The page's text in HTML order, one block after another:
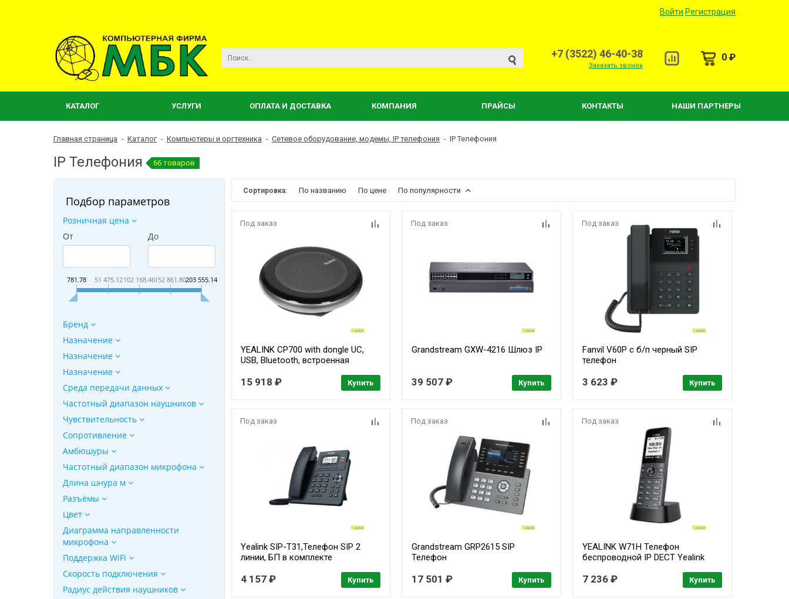
Войти Регистрация
+7 (3522) 46-40-38
Заказать звонок
0 ₽
КАТАЛОГ УСЛУГИ ОПЛАТА И ДОСТАВКА КОМПАНИЯ ПРАЙСЫ КОНТАКТЫ НАШИ ПАРТНЕРЫ
Главная страница - Каталог - Компьютеры и оргтехника - Сетевое оборудование, модемы, IP телефония - IP Телефония
IP Телефония 66 товаров
Подбор параметров
Розничная цена
От
До
781.78 51 475.12102 168.46152 861.80203 555.14
Бренд
Назначение
Назначение
Назначение
Среда передачи данных
Частотный диапазон наушников
Чувствительность
Сопротивление
Амбюшуры
Частотный диапазон микрофона
Длина шнура м
Разъёмы
Цвет
Диаграмма направленности
микрофона
Поддержка WiFi
Скорость подключения
Радиус действия наушников
Сортировка: По названию По цене По популярности
Под заказ
YEALINK CP700 with dongle UC,
USB, Bluetooth, встроенная
микрофона, BT50 в комплекте, шт
15 918 ₽ Купить
Под заказ
Grandstream GXW-4216 Шлюз IP
39 507 ₽ Купить
Под заказ
Fanvil V60P c б/п черный SIP
телефон
3 623 ₽ Купить
Под заказ
Yealink SIP-T31,Телефон SIP 2
линии, БП в комплекте
4 157 ₽ Купить
Под заказ
Grandstream GRP2615 SIP
Телефон
17 501 ₽ Купить
Под заказ
YEALINK W71H Телефон
беспроводной IP DECT Yealink
7 236 ₽ Купить